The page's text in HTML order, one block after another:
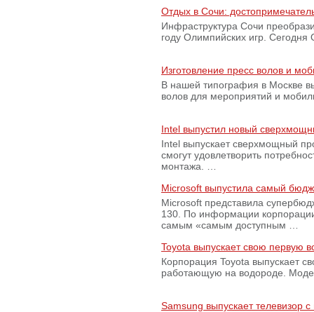
Отдых в Сочи:
Инфраструктура Сочи
году Олимпийских игр.
Изготовление пресс волов и
В нашей типография в Москве
волов для мероприятий и
Intel выпустил новый
Intel выпускает сверхмощный
смогут удовлетворить
монтажа. …
Microsoft выпустила самый
Microsoft представила
130. По информации
самым «самым доступным …
Toyota выпускает свою первую
Корпорация Toyota выпускает
работающую на водороде.
Samsung выпускает телевизор